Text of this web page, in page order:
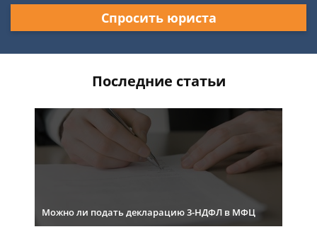
Спросить юриста
Последние статьи
Можно ли подать декларацию 3-НДФЛ в МФЦ